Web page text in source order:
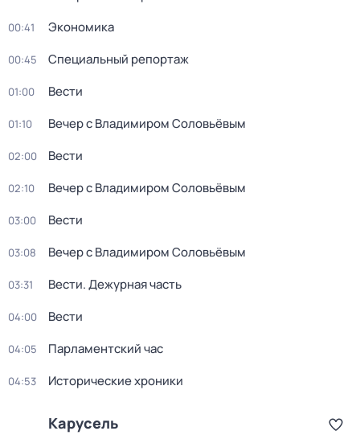
00:41 Экономика
00:45 Специальный репортаж
01:00 Вести
01:10 Вечер с Владимиром Соловьёвым
02:00 Вести
02:10 Вечер с Владимиром Соловьёвым
03:00 Вести
03:08 Вечер с Владимиром Соловьёвым
03:31 Вести. Дежурная часть
04:00 Вести
04:05 Парламентский час
04:53 Исторические хроники
Карусель